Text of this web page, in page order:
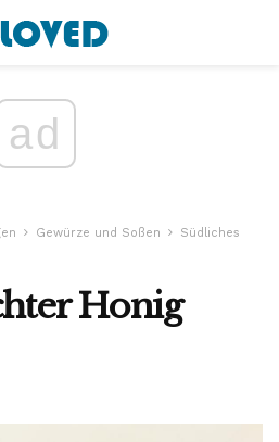
ad
Gewürze und Soßen
Südliches
Honig